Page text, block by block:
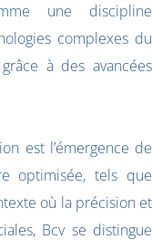
une discipline
complexes du
à des avancées
est l’émergence de
optimisée, tels que
où la précision et
Bcv se distingue